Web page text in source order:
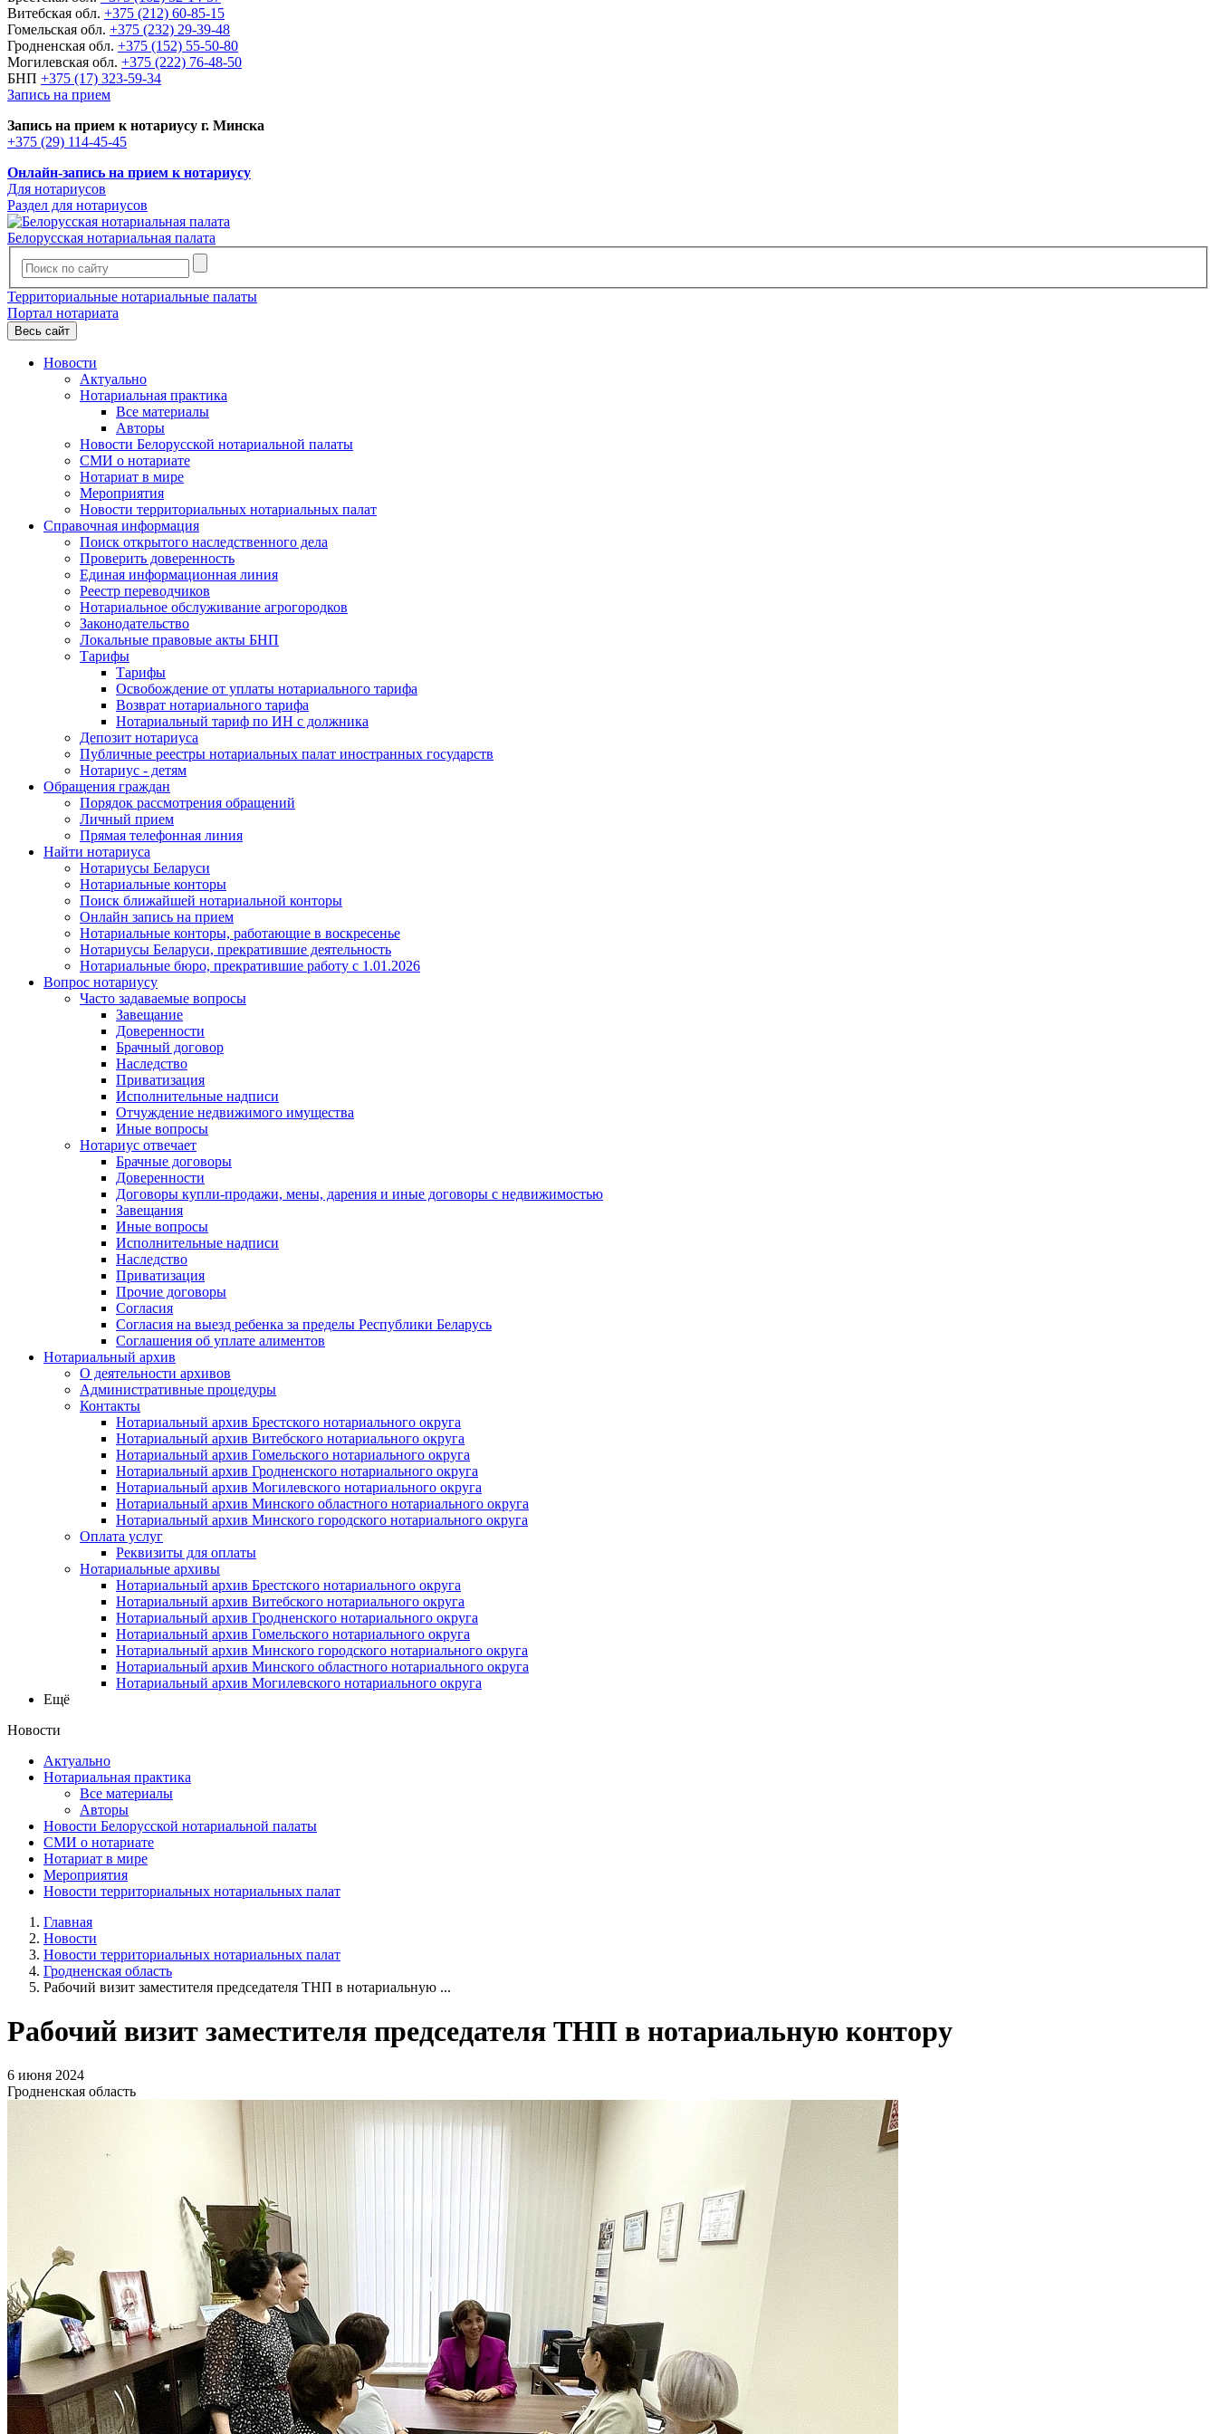
Витебская обл. +375 (212) 60-85-15
Гомельская обл. +375 (232) 29-39-48
Гродненская обл. +375 (152) 55-50-80
Могилевская обл. +375 (222) 76-48-50
БНП +375 (17) 323-59-34
Запись на прием
Запись на прием к нотариусу г. Минска
+375 (29) 114-45-45
Онлайн-запись на прием к нотариусу
Для нотариусов
Раздел для нотариусов
Белорусская нотариальная палата
Территориальные нотариальные палаты
Портал нотариата
Весь сайт
Новости
Актуально
Нотариальная практика
Все материалы
Авторы
Новости Белорусской нотариальной палаты
СМИ о нотариате
Нотариат в мире
Мероприятия
Новости территориальных нотариальных палат
Справочная информация
Поиск открытого наследственного дела
Проверить доверенность
Единая информационная линия
Реестр переводчиков
Нотариальное обслуживание агрогородков
Законодательство
Локальные правовые акты БНП
Тарифы
Тарифы
Освобождение от уплаты нотариального тарифа
Возврат нотариального тарифа
Нотариальный тариф по ИН с должника
Депозит нотариуса
Публичные реестры нотариальных палат иностранных государств
Нотариус - детям
Обращения граждан
Порядок рассмотрения обращений
Личный прием
Прямая телефонная линия
Найти нотариуса
Нотариусы Беларуси
Нотариальные конторы
Поиск ближайшей нотариальной конторы
Онлайн запись на прием
Нотариальные конторы, работающие в воскресенье
Нотариусы Беларуси, прекратившие деятельность
Нотариальные бюро, прекратившие работу с 1.01.2026
Вопрос нотариусу
Часто задаваемые вопросы
Завещание
Доверенности
Брачный договор
Наследство
Приватизация
Исполнительные надписи
Отчуждение недвижимого имущества
Иные вопросы
Нотариус отвечает
Брачные договоры
Доверенности
Договоры купли-продажи, мены, дарения и иные договоры с недвижимостью
Завещания
Иные вопросы
Исполнительные надписи
Наследство
Приватизация
Прочие договоры
Согласия
Согласия на выезд ребенка за пределы Республики Беларусь
Соглашения об уплате алиментов
Нотариальный архив
О деятельности архивов
Административные процедуры
Контакты
Нотариальный архив Брестского нотариального округа
Нотариальный архив Витебского нотариального округа
Нотариальный архив Гомельского нотариального округа
Нотариальный архив Гродненского нотариального округа
Нотариальный архив Могилевского нотариального округа
Нотариальный архив Минского областного нотариального округа
Нотариальный архив Минского городского нотариального округа
Оплата услуг
Реквизиты для оплаты
Нотариальные архивы
Нотариальный архив Брестского нотариального округа
Нотариальный архив Витебского нотариального округа
Нотариальный архив Гродненского нотариального округа
Нотариальный архив Гомельского нотариального округа
Нотариальный архив Минского городского нотариального округа
Нотариальный архив Минского областного нотариального округа
Нотариальный архив Могилевского нотариального округа
Ещё
Новости
Актуально
Нотариальная практика
Все материалы
Авторы
Новости Белорусской нотариальной палаты
СМИ о нотариате
Нотариат в мире
Мероприятия
Новости территориальных нотариальных палат
Главная
Новости
Новости территориальных нотариальных палат
Гродненская область
Рабочий визит заместителя председателя ТНП в нотариальную ...
Рабочий визит заместителя председателя ТНП в нотариальную контору
6 июня 2024
Гродненская область